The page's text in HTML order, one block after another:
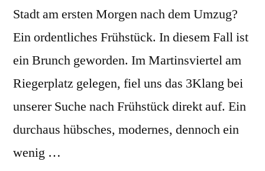
Stadt am ersten Morgen nach dem Umzug?
Ein ordentliches Frühstück. In diesem Fall ist
ein Brunch geworden. Im Martinsviertel am
Riegerplatz gelegen, fiel uns das 3Klang bei
unserer Suche nach Frühstück direkt auf. Ein
durchaus hübsches, modernes, dennoch ein
wenig …